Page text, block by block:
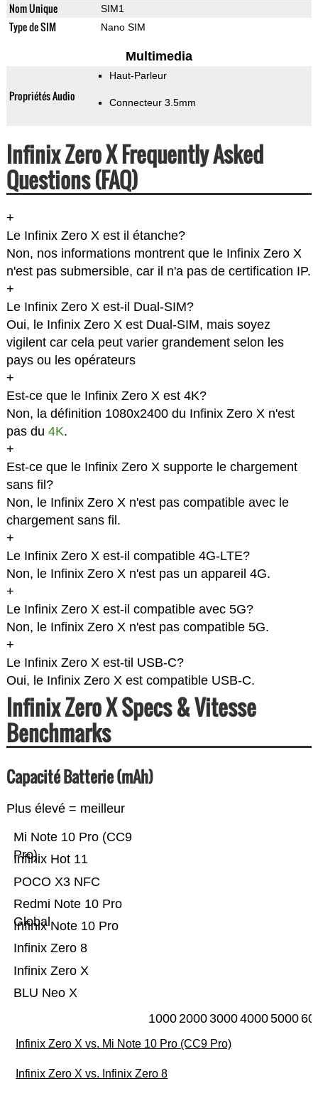
Nom Unique SIM1
Type de SIM Nano SIM
Multimedia
Propriétés Audio
Haut-Parleur
Connecteur 3.5mm
Infinix Zero X Frequently Asked
Questions (FAQ)
+
Le Infinix Zero X est il étanche?
Non, nos informations montrent que le Infinix Zero X
n'est pas submersible, car il n'a pas de certification IP.
+
Le Infinix Zero X est-il Dual-SIM?
Oui, le Infinix Zero X est Dual-SIM, mais soyez
vigilent car cela peut varier grandement selon les
pays ou les opérateurs
+
Est-ce que le Infinix Zero X est 4K?
Non, la définition 1080x2400 du Infinix Zero X n'est
pas du 4K.
+
Est-ce que le Infinix Zero X supporte le chargement
sans fil?
Non, le Infinix Zero X n'est pas compatible avec le
chargement sans fil.
+
Le Infinix Zero X est-il compatible 4G-LTE?
Non, le Infinix Zero X n'est pas un appareil 4G.
+
Le Infinix Zero X est-il compatible avec 5G?
Non, le Infinix Zero X n'est pas compatible 5G.
+
Le Infinix Zero X est-til USB-C?
Oui, le Infinix Zero X est compatible USB-C.
Infinix Zero X Specs & Vitesse
Benchmarks
Capacité Batterie (mAh)
Plus élevé = meilleur
BLU Neo X
Infinix Zero X
Infinix Zero 8
Infinix Note 10 Pro
Redmi Note 10 Pro
Global
POCO X3 NFC
Infinix Hot 11
Mi Note 10 Pro (CC9
Pro)
10002000300040005000
Infinix Zero X vs. Mi Note 10 Pro (CC9 Pro)
Infinix Zero X vs. Infinix Zero 8